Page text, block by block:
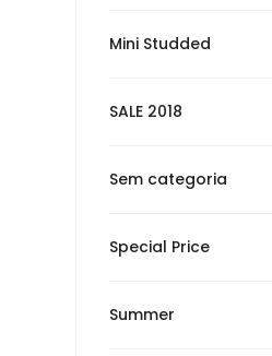
Mini Studded
SALE 2018
Sem categoria
Special Price
Summer